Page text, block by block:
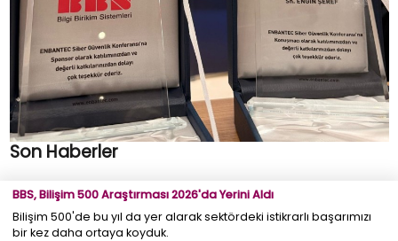
Son Haberler
BBS, Bilişim 500 Araştırması 2026'da Yerini Aldı
Bilişim 500'de bu yıl da yer alarak sektördeki istikrarlı başarımızı
bir kez daha ortaya koyduk.